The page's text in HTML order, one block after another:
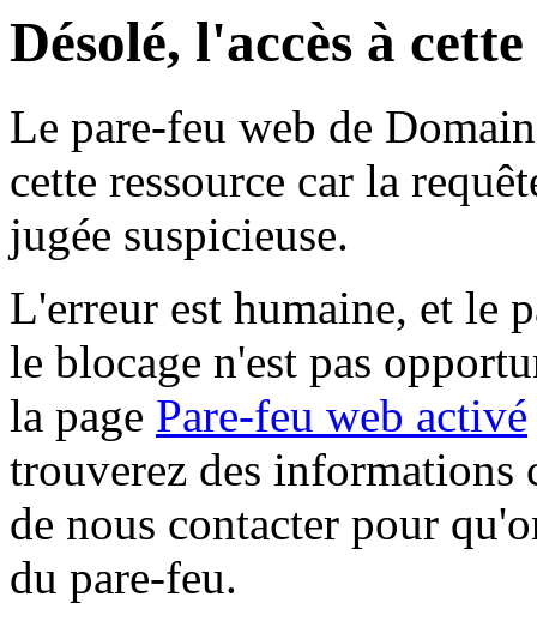
Désolé, l'accès à
Le pare-feu web de
cette ressource car la
jugée suspicieuse.
L'erreur est humaine, et le
le blocage n'est pas
la page Pare-feu web activé
trouverez des informations
de nous contacter pour
du pare-feu.